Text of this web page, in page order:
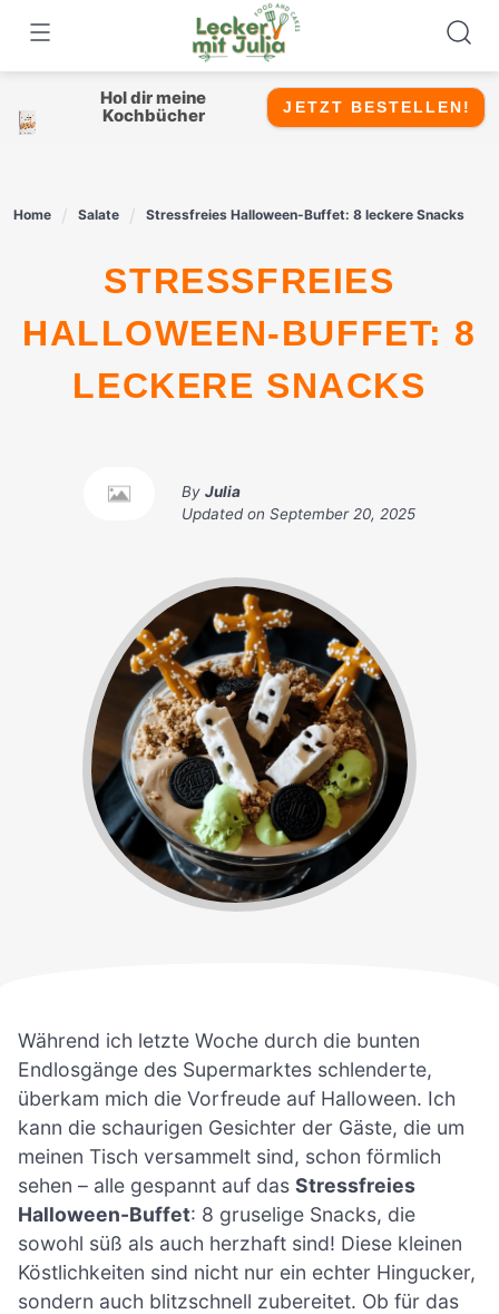
content
Hol dir meine
Kochbücher
JETZT BESTELLEN!
Home Salate Stressfreies Halloween-Buffet: 8 leckere Snacks
STRESSFREIES
HALLOWEEN-BUFFET: 8
LECKERE SNACKS
By Julia
Updated on September 20, 2025
Während ich letzte Woche durch die bunten
Endlosgänge des Supermarktes schlenderte,
überkam mich die Vorfreude auf Halloween. Ich
kann die schaurigen Gesichter der Gäste, die um
meinen Tisch versammelt sind, schon förmlich
sehen – alle gespannt auf das Stressfreies
Halloween-Buffet: 8 gruselige Snacks, die
sowohl süß als auch herzhaft sind! Diese kleinen
Köstlichkeiten sind nicht nur ein echter Hingucker,
sondern auch blitzschnell zubereitet. Ob für das